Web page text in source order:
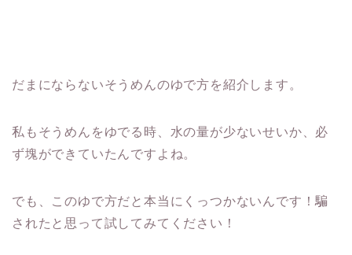
だまにならないそうめんのゆで方を紹介します。
私もそうめんをゆでる時、水の量が少ないせいか、必
ず塊ができていたんですよね。
でも、このゆで方だと本当にくっつかないんです！騙
されたと思って試してみてください！